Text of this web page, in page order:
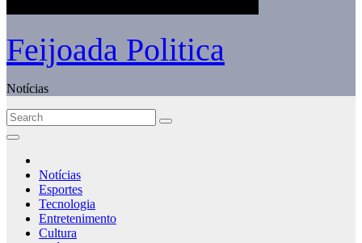
Feijoada Politica
Notícias
Notícias
Esportes
Tecnologia
Entretenimento
Cultura